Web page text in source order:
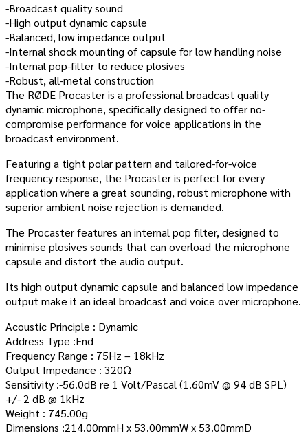
-Broadcast quality sound
-High output dynamic capsule
-Balanced, low impedance output
-Internal shock mounting of capsule for low handling noise
-Internal pop-filter to reduce plosives
-Robust, all-metal construction
The RØDE Procaster is a professional broadcast quality
dynamic microphone, specifically designed to offer no-
compromise performance for voice applications in the
broadcast environment.
Featuring a tight polar pattern and tailored-for-voice
frequency response, the Procaster is perfect for every
application where a great sounding, robust microphone with
superior ambient noise rejection is demanded.
The Procaster features an internal pop filter, designed to
minimise plosives sounds that can overload the microphone
capsule and distort the audio output.
Its high output dynamic capsule and balanced low impedance
output make it an ideal broadcast and voice over microphone.
Acoustic Principle : Dynamic
Address Type :End
Frequency Range : 75Hz – 18kHz
Output Impedance : 320Ω
Sensitivity :-56.0dB re 1 Volt/Pascal (1.60mV @ 94 dB SPL)
+/- 2 dB @ 1kHz
Weight : 745.00g
Dimensions :214.00mmH x 53.00mmW x 53.00mmD